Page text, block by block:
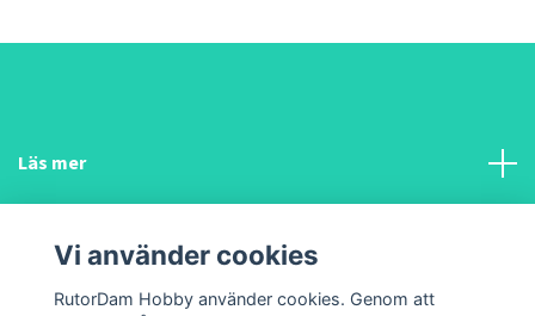
Läs mer
Funderar du på något?
Vi använder cookies
RutorDam Hobby använder cookies. Genom att